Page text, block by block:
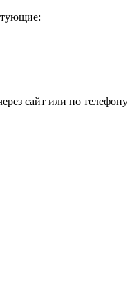
сайт или по телефону